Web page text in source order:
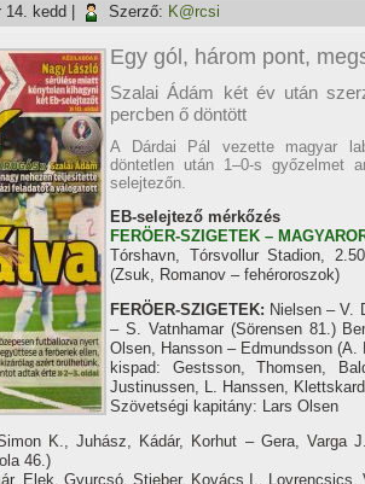
14. kedd Szerző: K@rcsi
Egy gól, három pont,
Szalai Ádám két év után
percben ő döntött
A Dárdai Pál vezette magyar
döntetlen után 1–0-s győzelmet
selejtezőn.
EB-selejtező mérkőzés
FERÖER-SZIGETEK –
Tórshavn, Tórsvollur Stadion,
(Zsuk, Romanov – fehéroroszok)
FERÖER-SZIGETEK: Nielsen – V.
– S. Vatnhamar (Sörensen 81.)
Olsen, Hansson – Edmundsson (A.
kispad: Gestsson, Thomsen,
Justinussen, L. Hanssen, Klettskard
Szövetségi kapitány: Lars Olsen
K., Juhász, Kádár, Korhut – Gera, Varga
46.)
Elek, Gyurcsó, Stieber, Kovács I., Lovrencsics,